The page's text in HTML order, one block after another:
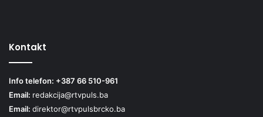
Kontakt
Info telefon: +387 66 510-961
Email: redakcija@rtvpuls.ba
Email: direktor@rtvpulsbrcko.ba